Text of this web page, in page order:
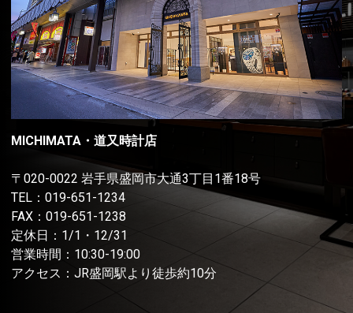
MICHIMATA・道又時計店
〒020-0022 岩手県盛岡市大通3丁目1番18号
TEL： 019-651-1234
FAX：019-651-1238
定休日：1/1・12/31
営業時間：10:30-19:00
アクセス：JR盛岡駅より徒歩約10分